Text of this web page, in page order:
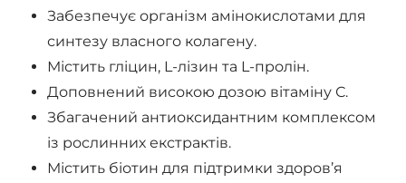
Забезпечує організм амінокислотами для
синтезу власного колагену.
Містить гліцин, L-лізин та L-пролін.
Доповнений високою дозою вітаміну С.
Збагачений антиоксидантним комплексом
із рослинних екстрактів.
Містить біотин для підтримки здоров’я